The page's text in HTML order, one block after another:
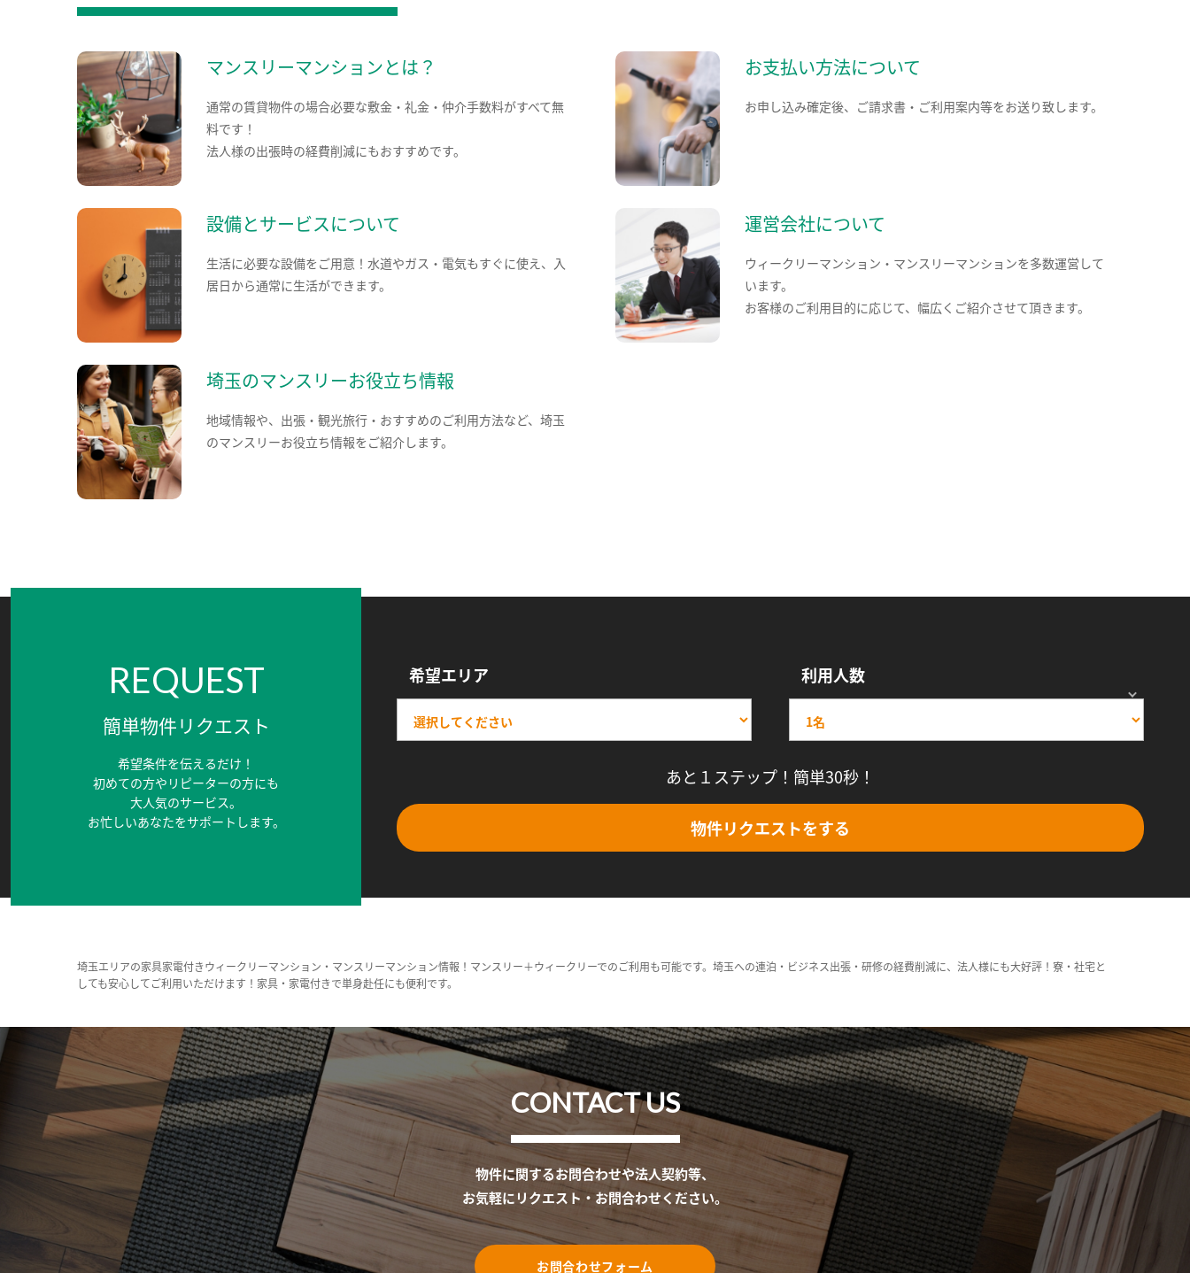
マンスリーマンションとは？
通常の賃貸物件の場合必要な敷金・礼金・仲介手数料がすべて無
料です！
法人様の出張時の経費削減にもおすすめです。
お支払い方法について
お申し込み確定後、ご請求書・ご利用案内等をお送り致します。
設備とサービスについて
生活に必要な設備をご用意！水道やガス・電気もすぐに使え、入
居日から通常に生活ができます。
運営会社について
ウィークリーマンション・マンスリーマンションを多数運営して
います。
お客様のご利用目的に応じて、幅広くご紹介させて頂きます。
埼玉のマンスリーお役立ち情報
地域情報や、出張・観光旅行・おすすめのご利用方法など、埼玉
のマンスリーお役立ち情報をご紹介します。
REQUEST
簡単物件リクエスト
希望条件を伝えるだけ！
初めての方やリピーターの方にも
大人気のサービス。
お忙しいあなたをサポートします。
希望エリア 利用人数
あと１ステップ！簡単30秒！
物件リクエストをする
埼玉エリアの家具家電付きウィークリーマンション・マンスリーマンション情報！マンスリー＋ウィークリーでのご利用も可能です。埼玉への連泊・ビジネス出張・研修の経費削減に、法人様にも大好評！寮・社宅と
しても安心してご利用いただけます！家具・家電付きで単身赴任にも便利です。
CONTACT US
物件に関するお問合わせや法人契約等、
お気軽にリクエスト・お問合わせください。
お問合わせフォーム